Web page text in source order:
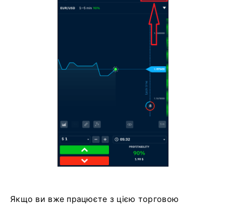
Якщо ви вже працюєте з цією торговою